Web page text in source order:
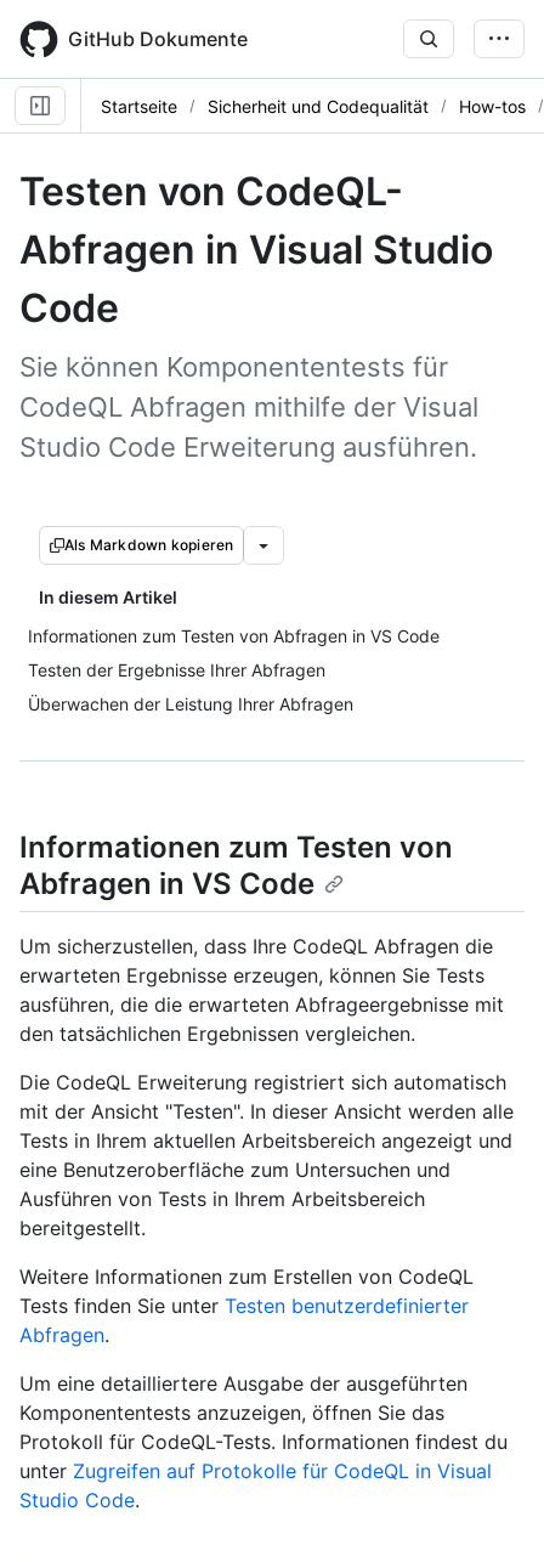
main
content
GitHub Dokumente
Startseite Sicherheit und Codequalität How-tos
Testen von CodeQL-
Abfragen in Visual Studio
Code
Sie können Komponententests für
CodeQL Abfragen mithilfe der Visual
Studio Code Erweiterung ausführen.
Als Markdown kopieren
In diesem Artikel
Informationen zum Testen von Abfragen in VS Code
Testen der Ergebnisse Ihrer Abfragen
Überwachen der Leistung Ihrer Abfragen
Informationen zum Testen von
Abfragen in VS Code
Um sicherzustellen, dass Ihre CodeQL Abfragen die
erwarteten Ergebnisse erzeugen, können Sie Tests
ausführen, die die erwarteten Abfrageergebnisse mit
den tatsächlichen Ergebnissen vergleichen.
Die CodeQL Erweiterung registriert sich automatisch
mit der Ansicht "Testen". In dieser Ansicht werden alle
Tests in Ihrem aktuellen Arbeitsbereich angezeigt und
eine Benutzeroberfläche zum Untersuchen und
Ausführen von Tests in Ihrem Arbeitsbereich
bereitgestellt.
Weitere Informationen zum Erstellen von CodeQL
Tests finden Sie unter Testen benutzerdefinierter
Abfragen.
Um eine detailliertere Ausgabe der ausgeführten
Komponententests anzuzeigen, öffnen Sie das
Protokoll für CodeQL-Tests. Informationen findest du
unter Zugreifen auf Protokolle für CodeQL in Visual
Studio Code.